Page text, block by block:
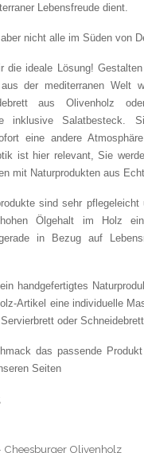
Lebensfreude dient.
nicht alle im Süden von
die ideale Lösung!
der mediterranen Welt
aus Olivenholz
inklusive Salatbesteck.
eine andere
ist hier relevant, Sie
mit Naturprodukten aus
sind sehr pflegeleicht
Ölgehalt im Holz
in Bezug auf
handgefertigtes
Artikel eine individuelle
oder Schneidebrett.
das passende
Seiten